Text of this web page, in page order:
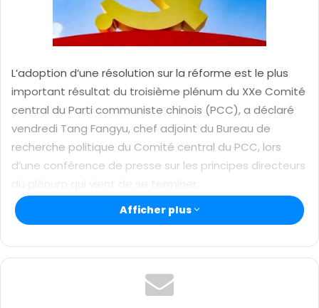
c
r
r
L’adoption d’une résolution sur la réforme est le plus
important résultat du troisième plénum du XXe Comité
central du Parti communiste chinois (PCC), a déclaré
vendredi Tang Fangyu, chef adjoint du Bureau de
recherche politique du Comité central du PCC, lors
d’une conférence de presse sur les principes directeurs
du plénum qui vient de se terminer.
(Source : Xinhua)
Afficher plus